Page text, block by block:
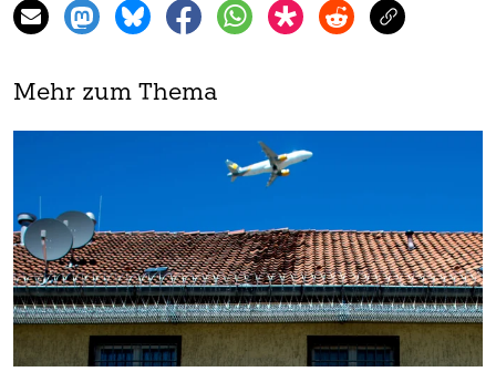
Mehr zum Thema